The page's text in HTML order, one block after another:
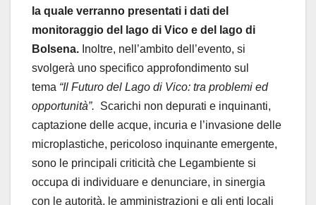
la quale verranno presentati i dati del
monitoraggio del lago di Vico e del lago di
Bolsena. Inoltre, nell’ambito dell’evento, si
svolgerà uno specifico approfondimento sul
tema “Il Futuro del Lago di Vico: tra problemi ed
opportunità”. Scarichi non depurati e inquinanti,
captazione delle acque, incuria e l’invasione delle
microplastiche, pericoloso inquinante emergente,
sono le principali criticità che Legambiente si
occupa di individuare e denunciare, in sinergia
con le autorità, le amministrazioni e gli enti locali